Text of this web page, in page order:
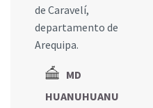
de Caravelí,
departamento de
Arequipa.
MD
HUANUHUANU